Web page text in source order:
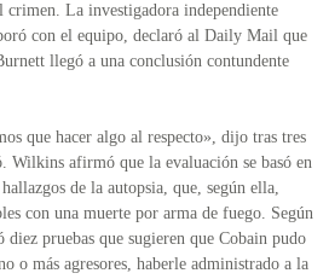
crimen. La investigadora independiente
​​con el equipo, declaró al Daily Mail que
llegó a una conclusión contundente
que hacer algo al respecto», dijo tras tres
Wilkins afirmó que la evaluación se basó en
de la autopsia, que, según ella,
con una muerte por arma de fuego. Según
pruebas que sugieren que Cobain pudo
o más agresores, haberle administrado a la